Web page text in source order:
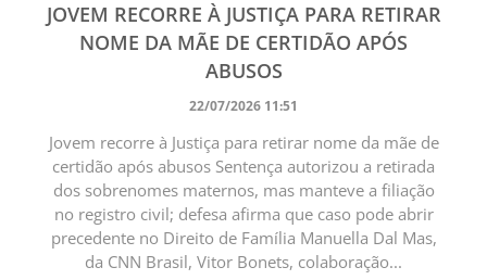
JOVEM RECORRE À JUSTIÇA PARA RETIRAR
NOME DA MÃE DE CERTIDÃO APÓS
ABUSOS
22/07/2026 11:51
Jovem recorre à Justiça para retirar nome da mãe de
certidão após abusos Sentença autorizou a retirada
dos sobrenomes maternos, mas manteve a filiação
no registro civil; defesa afirma que caso pode abrir
precedente no Direito de Família Manuella Dal Mas,
da CNN Brasil, Vitor Bonets, colaboração...